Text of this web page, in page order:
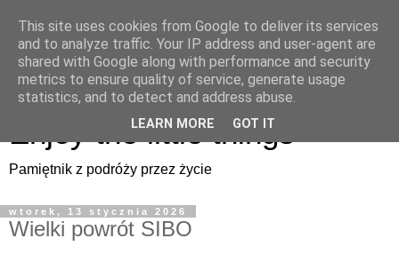
Enjoy the little things
Pamiętnik z podróży przez życie
Enjoy the little things
Pamiętnik z podróży przez życie
wtorek, 13 stycznia 2026
Wielki powrót SIBO
This site uses cookies from Google to deliver its services
and to analyze traffic. Your IP address and user-agent are
shared with Google along with performance and security
metrics to ensure quality of service, generate usage
statistics, and to detect and address abuse.
LEARN MORE GOT IT